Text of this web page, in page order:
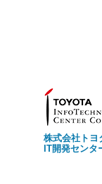
株式会社トヨ
IT開発センタ